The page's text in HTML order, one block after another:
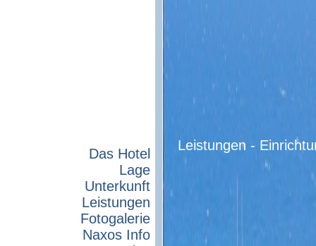
Das Hotel
Lage
Unterkunft
Leistungen
Fotogalerie
Naxos Info
Leistungen -